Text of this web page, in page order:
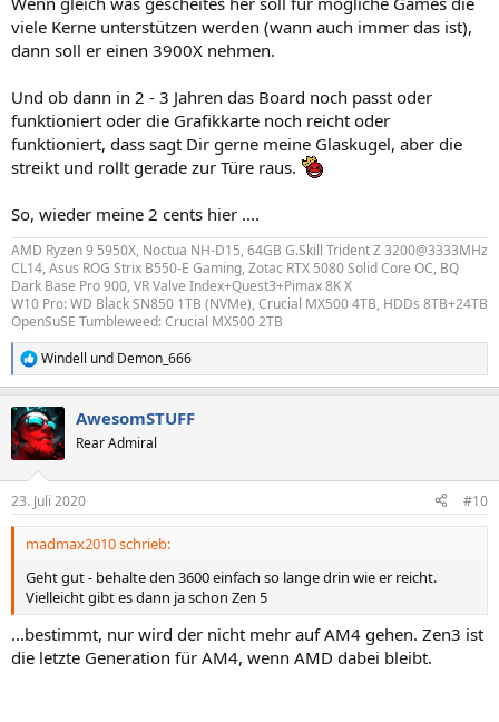
viele Kerne unterstützen werden (wann auch immer das ist),
dann soll er einen 3900X nehmen.
Und ob dann in 2 - 3 Jahren das Board noch passt oder
funktioniert oder die Grafikkarte noch reicht oder
funktioniert, dass sagt Dir gerne meine Glaskugel, aber die
streikt und rollt gerade zur Türe raus.
So, wieder meine 2 cents hier ....
AMD Ryzen 9 5950X, Noctua NH-D15, 64GB G.Skill Trident Z 3200@3333MHz
CL14, Asus ROG Strix B550-E Gaming, Zotac RTX 5080 Solid Core OC, BQ
Dark Base Pro 900, VR Valve Index+Quest3+Pimax 8K X
W10 Pro: WD Black SN850 1TB (NVMe), Crucial MX500 4TB, HDDs 8TB+24TB
OpenSuSE Tumbleweed: Crucial MX500 2TB
R
e
k
t
i
e
n
Windell und Demon_666
AwesomSTUFF
Rear Admiral
23. Juli 2020 #10
madmax2010 schrieb:
Geht gut - behalte den 3600 einfach so lange drin wie er reicht.
Vielleicht gibt es dann ja schon Zen 5
...bestimmt, nur wird der nicht mehr auf AM4 gehen. Zen3 ist
die letzte Generation für AM4, wenn AMD dabei bleibt.